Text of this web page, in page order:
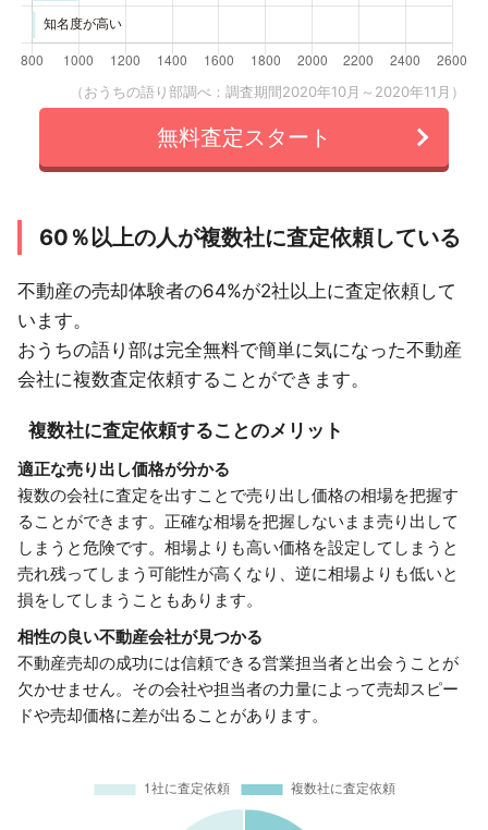
（おうちの語り部調べ：調査期間2020年10月～2020年11月）
無料査定スタート
60％以上の人が複数社に査定依頼している
不動産の売却体験者の64%が2社以上に査定依頼して
います。
おうちの語り部は完全無料で簡単に気になった不動産
会社に複数査定依頼することができます。
複数社に査定依頼することのメリット
適正な売り出し価格が分かる
複数の会社に査定を出すことで売り出し価格の相場を把握す
ることができます。正確な相場を把握しないまま売り出して
しまうと危険です。相場よりも高い価格を設定してしまうと
売れ残ってしまう可能性が高くなり、逆に相場よりも低いと
損をしてしまうこともあります。
相性の良い不動産会社が見つかる
不動産売却の成功には信頼できる営業担当者と出会うことが
欠かせません。その会社や担当者の力量によって売却スピー
ドや売却価格に差が出ることがあります。